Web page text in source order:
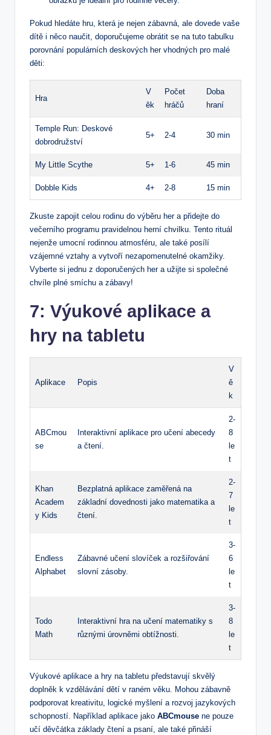
Pokud hledáte hru, která je nejen zábavná, ale dovede vaše
dítě i něco naučit, doporučujeme obrátit se na tuto tabulku
porovnání populárních deskových her vhodných pro malé
děti:
Hra
V
ěk
Počet
hráčů
Doba
hraní
Temple Run: Deskové
dobrodružství
5+ 2-4 30 min
My Little Scythe 5+ 1-6 45 min
Dobble Kids 4+ 2-8 15 min
Zkuste zapojit celou rodinu do výběru her a přidejte do
večerního programu pravidelnou herní chvilku. Tento rituál
nejenže umocní rodinnou atmosféru, ale také posílí
vzájemné vztahy a vytvoří nezapomenutelné okamžiky.
Vyberte si jednu z doporučených her a užijte si společné
chvíle plné smíchu a zábavy!
7: Výukové aplikace a
hry na tabletu
Aplikace Popis
V
ě
k
ABCmou
se
Interaktivní aplikace pro učení abecedy
a čtení.
2-
8
le
t
Khan
Academ
y Kids
Bezplatná aplikace zaměřená na
základní dovednosti jako matematika a
čtení.
2-
7
le
t
Endless
Alphabet
Zábavné učení slovíček a rozšiřování
slovní zásoby.
3-
6
le
t
Todo
Math
Interaktivní hra na učení matematiky s
různými úrovněmi obtížnosti.
3-
8
le
t
Výukové aplikace a hry na tabletu představují skvělý
doplněk k vzdělávání dětí v raném věku. Mohou zábavně
podporovat kreativitu, logické myšlení a rozvoj jazykových
schopností. Například aplikace jako ABCmouse ne pouze
učí děvčátka základy čtení a psaní, ale také přináší